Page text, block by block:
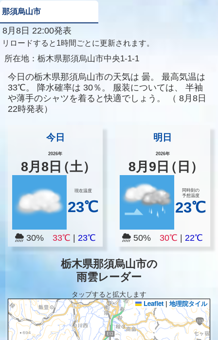
那須烏山市
8月8日 22:00発表
リロードすると1時間ごとに更新されます。
所在地： 栃木県那須烏山市中央1-1-1
今日の栃木県那須烏山市の天気は 曇。
最高気温は
33℃。
降水確率は 30％。 服装については、
半袖
や薄手のシャツを着ると快適でしょう。
（ 8月8日
22時発表）
今日
2026年
8月8 日（土）
現在温度
23℃
30% 33℃ 23℃
明日
2026年
8月 9 日（日）
同時刻の
予想温度
23℃
50%30℃ |22℃
栃木県那須烏山市の
雨雲レーダー
タップすると拡大します
Leaflet | 地理院タイル